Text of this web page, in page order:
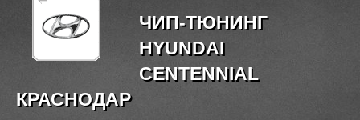
ЧИП-ТЮНИНГ
HYUNDAI
CENTENNIAL
КРАСНОДАР